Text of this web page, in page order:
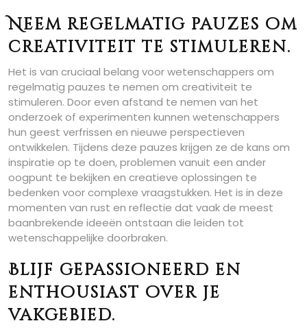
Neem regelmatig pauzes om
creativiteit te stimuleren.
Het is van cruciaal belang voor wetenschappers om
regelmatig pauzes te nemen om creativiteit te
stimuleren. Door even afstand te nemen van het
onderzoek of experimenten kunnen wetenschappers
hun geest verfrissen en nieuwe perspectieven
ontwikkelen. Tijdens deze pauzes krijgen ze de kans om
inspiratie op te doen, problemen vanuit een ander
oogpunt te bekijken en creatieve oplossingen te
bedenken voor complexe vraagstukken. Het is in deze
momenten van rust en reflectie dat vaak de meest
baanbrekende ideeën ontstaan die leiden tot
wetenschappelijke doorbraken.
Blijf gepassioneerd en
enthousiast over je
vakgebied.